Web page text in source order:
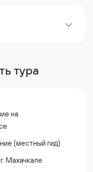
тура
на
(местный гид)
Махачкале